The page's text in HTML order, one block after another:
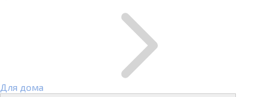
Для дома